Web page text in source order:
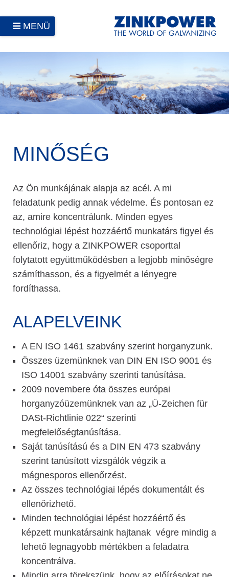
MENÜ
MINŐSÉG
Az Ön munkájának alapja az acél. A mi
feladatunk pedig annak védelme. És pontosan ez
az, amire koncentrálunk. Minden egyes
technológiai lépést hozzáértő munkatárs figyel és
ellenőriz, hogy a ZINKPOWER csoporttal
folytatott együttműködésben a legjobb minőségre
számíthasson, és a figyelmét a lényegre
fordíthassa.
ALAPELVEINK
A EN ISO 1461 szabvány szerint horganyzunk.
Összes üzemünknek van DIN EN ISO 9001 és
ISO 14001 szabvány szerinti tanúsítása.
2009 novembere óta összes európai
horganyzóüzemünknek van az „Ü-Zeichen für
DASt-Richtlinie 022“ szerinti
megfelelőségtanúsítása.
Saját tanúsítású és a DIN EN 473 szabvány
szerint tanúsított vizsgálók végzik a
mágnesporos ellenőrzést.
Az összes technológiai lépés dokumentált és
ellenőrizhető.
Minden technológiai lépést hozzáértő és
képzett munkatársaink hajtanak végre mindig a
lehető legnagyobb mértékben a feladatra
koncentrálva.